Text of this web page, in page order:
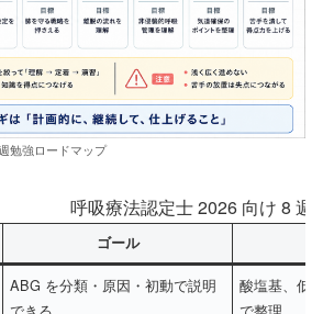
勉強ロードマップ
呼吸療法認定士 2026 向け 8 週
ゴール
ABG を分類・原因・初動で説明
できる
酸塩基、低
で整理